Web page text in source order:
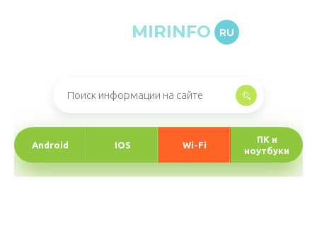
MIRINFO RU
Android IOS Wi-Fi
ПК и
ноутбуки